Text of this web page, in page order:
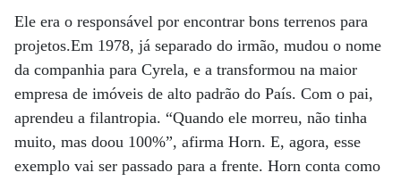
Ele era o responsável por encontrar bons terrenos para
projetos.Em 1978, já separado do irmão, mudou o nome
da companhia para Cyrela, e a transformou na maior
empresa de imóveis de alto padrão do País. Com o pai,
aprendeu a filantropia. “Quando ele morreu, não tinha
muito, mas doou 100%”, afirma Horn. E, agora, esse
exemplo vai ser passado para a frente. Horn conta como